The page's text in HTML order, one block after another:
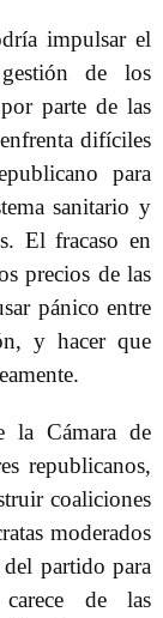
impulsar el
de los
parte de las
difíciles
para
sanitario y
El fracaso en
precios de las
pánico entre
y hacer que
la Cámara de
republicanos,
coaliciones
moderados
partido para
de las